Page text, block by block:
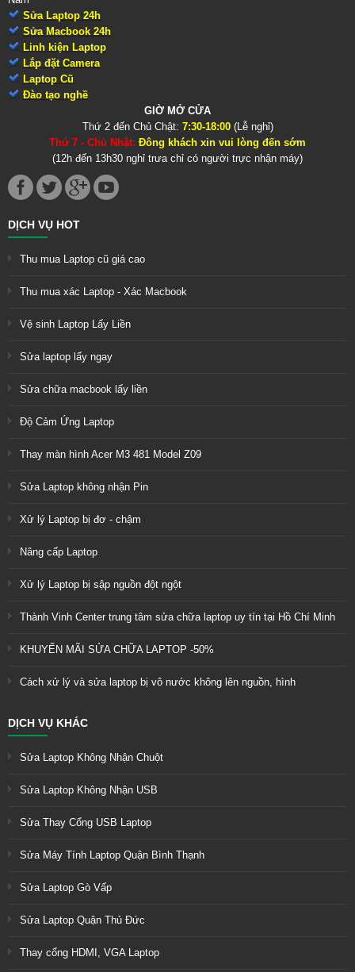
Sửa Laptop 24h
Sửa Macbook 24h
Linh kiện Laptop
Lắp đặt Camera
Laptop Cũ
Đào tạo nghề
GIỜ MỞ CỬA
Thứ 2 đến Chủ Chật: 7:30-18:00(Lễ nghỉ)
Thứ 7 - Chủ Nhật: Đông khách xin vui lòng đến sớm
(12h đến 13h30 nghỉ trưa chỉ có người trực nhận máy)
DỊCH VỤ HOT
Thu mua Laptop cũ giá cao
Thu mua xác Laptop - Xác Macbook
Vệ sinh Laptop Lấy Liền
Sửa laptop lấy ngay
Sửa chữa macbook lấy liền
Độ Cảm Ứng Laptop
Thay màn hình Acer M3 481 Model Z09
Sửa Laptop không nhận Pin
Xử lý Laptop bị đơ - chậm
Nâng cấp Laptop
Xử lý Laptop bị sập nguồn đột ngột
Thành Vinh Center trung tâm sửa chữa laptop uy tín tại Hồ Chí Minh
KHUYẾN MÃI SỬA CHỮA LAPTOP -50%
Cách xử lý và sửa laptop bị vô nước không lên nguồn, hình
DỊCH VỤ KHÁC
Sửa Laptop Không Nhận Chuột
Sửa Laptop Không Nhận USB
Sửa Thay Cổng USB Laptop
Sửa Máy Tính Laptop Quận Bình Thạnh
Sửa Laptop Gò Vấp
Sửa Laptop Quận Thủ Đức
Thay cổng HDMI, VGA Laptop